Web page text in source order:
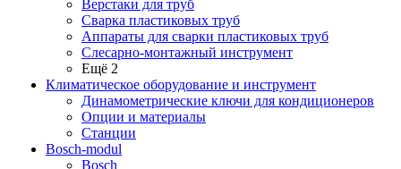
Верстаки для труб
Сварка пластиковых труб
Аппараты для сварки пластиковых труб
Слесарно-монтажный инструмент
Ещё 2
Климатическое оборудование и инструмент
Динамометрические ключи для кондиционеров
Опции и материалы
Станции
Bosch-modul
Bosch